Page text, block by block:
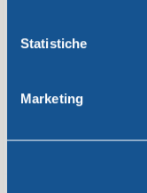
Statistiche
Marketing